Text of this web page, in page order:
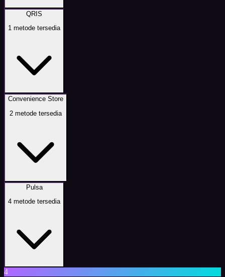
QRIS
1 metode tersedia
Convenience Store
2 metode tersedia
Pulsa
4 metode tersedia
4